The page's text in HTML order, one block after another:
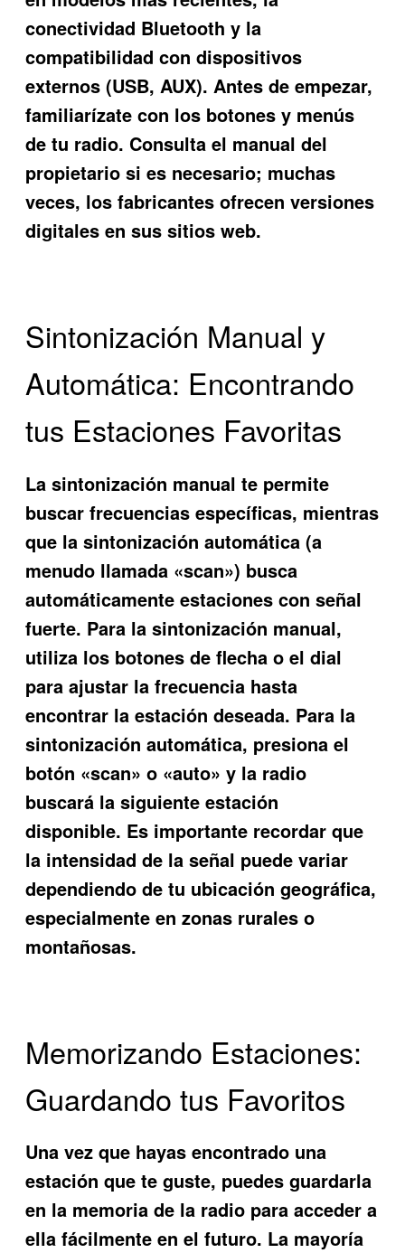
conectividad Bluetooth y la
compatibilidad con dispositivos
externos (USB, AUX). Antes de empezar,
familiarízate con los botones y menús
de tu radio. Consulta el manual del
propietario si es necesario; muchas
veces, los fabricantes ofrecen versiones
digitales en sus sitios web.
Sintonización Manual y
Automática: Encontrando
tus Estaciones Favoritas
La sintonización manual te permite
buscar frecuencias específicas, mientras
que la sintonización automática (a
menudo llamada «scan») busca
automáticamente estaciones con señal
fuerte. Para la sintonización manual,
utiliza los botones de flecha o el dial
para ajustar la frecuencia hasta
encontrar la estación deseada. Para la
sintonización automática, presiona el
botón «scan» o «auto» y la radio
buscará la siguiente estación
disponible. Es importante recordar que
la intensidad de la señal puede variar
dependiendo de tu ubicación geográfica,
especialmente en zonas rurales o
montañosas.
Memorizando Estaciones:
Guardando tus Favoritos
Una vez que hayas encontrado una
estación que te guste, puedes guardarla
en la memoria de la radio para acceder a
ella fácilmente en el futuro. La mayoría